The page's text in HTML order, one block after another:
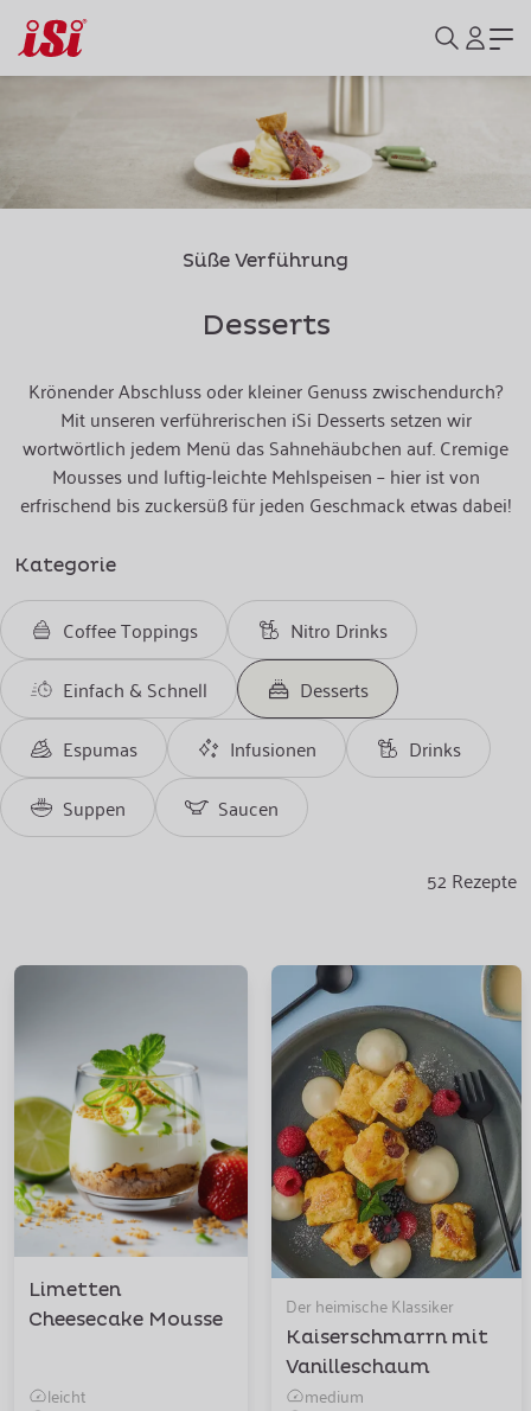
Süße Verführung
Desserts
Krönender Abschluss oder kleiner Genuss zwischendurch?
Mit unseren verführerischen iSi Desserts setzen wir
wortwörtlich jedem Menü das Sahnehäubchen auf. Cremige
Mousses und luftig-leichte Mehlspeisen – hier ist von
erfrischend bis zuckersüß für jeden Geschmack etwas dabei!
Kategorie
Coffee Toppings
Nitro Drinks
Einfach & Schnell
Desserts
Espumas
Infusionen
Drinks
Suppen
Saucen
52 Rezepte
Limetten
Cheesecake Mousse
leicht
Der heimische Klassiker
Kaiserschmarrn mit
Vanilleschaum
medium